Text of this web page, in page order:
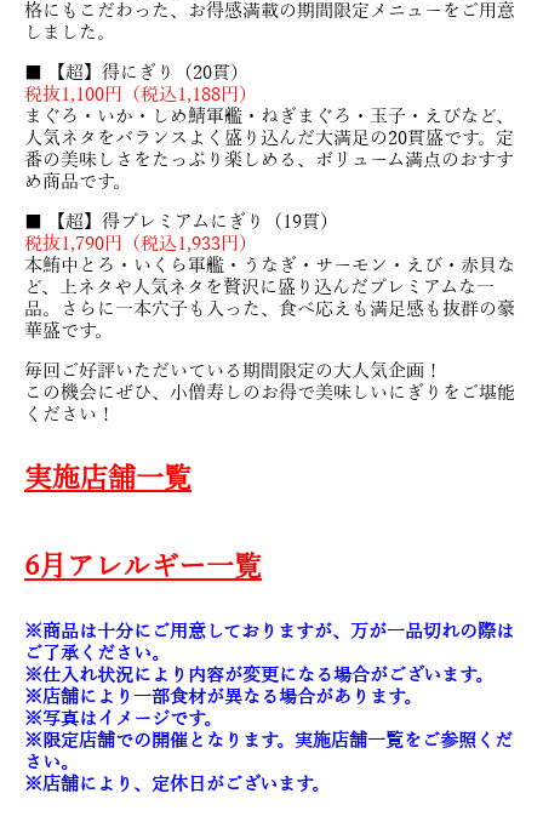
格にもこだわった、お得感満載の期間限定メニューをご用意
しました。
■ 【超】得にぎり（20貫）
税抜1,100円（税込1,188円）
まぐろ・いか・しめ鯖軍艦・ねぎまぐろ・玉子・えびなど、
人気ネタをバランスよく盛り込んだ大満足の20貫盛です。定
番の美味しさをたっぷり楽しめる、ボリューム満点のおすす
め商品です。
■ 【超】得プレミアムにぎり（19貫）
税抜1,790円（税込1,933円）
本鮪中とろ・いくら軍艦・うなぎ・サーモン・えび・赤貝な
ど、上ネタや人気ネタを贅沢に盛り込んだプレミアムな一
品。さらに一本穴子も入った、食べ応えも満足感も抜群の豪
華盛です。
毎回ご好評いただいている期間限定の大人気企画！
この機会にぜひ、小僧寿しのお得で美味しいにぎりをご堪能
ください！
実施店舗一覧
6月アレルギー一覧
※商品は十分にご用意しておりますが、万が一品切れの際は
ご了承ください。
※仕入れ状況により内容が変更になる場合がございます。
※店舗により一部食材が異なる場合があります。
※写真はイメージです。
※限定店舗での開催となります。実施店舗一覧をご参照くだ
さい。
※店舗により、定休日がございます。